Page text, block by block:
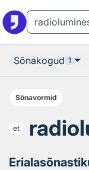
Sõnakogud 1
Sõnavormid
et